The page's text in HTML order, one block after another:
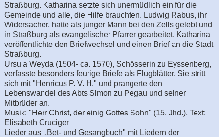
Straßburg. Katharina setzte sich unermüdlich ein für die
Gemeinde und alle, die Hilfe brauchten. Ludwig Rabus, ihr
Widersacher, hatte als junger Mann bei den Zells gelebt und
in Straßburg als evangelischer Pfarrer gearbeitet. Katharina
veröffentlichte den Briefwechsel und einen Brief an die Stadt
Straßburg.
Ursula Weyda (1504- ca. 1570), Schösserin zu Eyssenberg,
verfasste besonders feurige Briefe als Flugblätter. Sie stritt
sich mit "Henricus P. V. H." und prangerte den
Lebenswandel des Abts Simon zu Pegau und seiner
Mitbrüder an.
Musik: "Herr Christ, der einig Gottes Sohn" (15. Jhd.), Text:
Elisabeth Cruciger
Lieder aus ,,Bet- und Gesangbuch" mit Liedern der